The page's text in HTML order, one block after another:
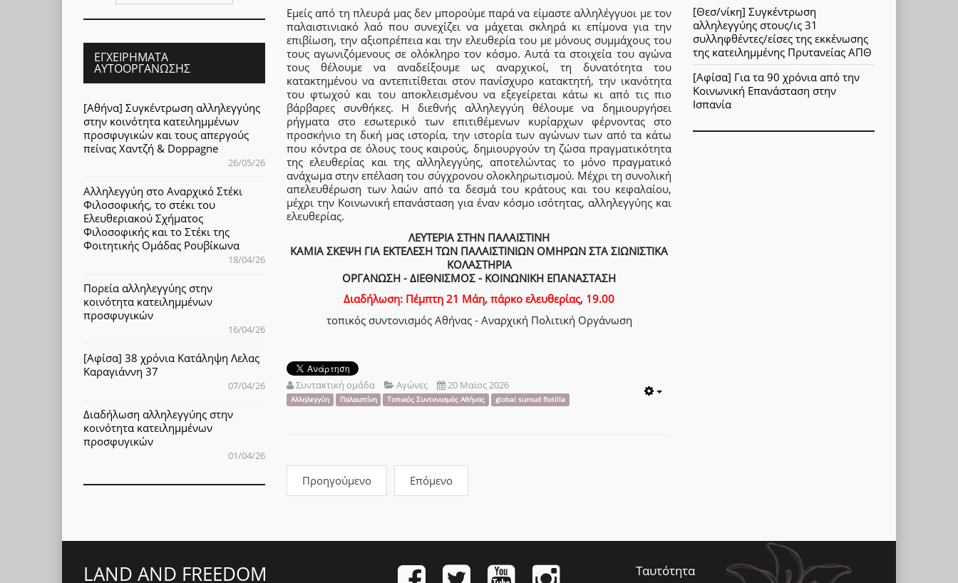
Εμείς από τη πλευρά μας δεν μπορούμε παρά να είμαστε αλληλέγγυοι με τον
παλαιστινιακό λαό που συνεχίζει να μάχεται σκληρά κι επίμονα για την
επιβίωση, την αξιοπρέπεια και την ελευθερία του με μόνους συμμάχους του
τους αγωνιζόμενους σε ολόκληρο τον κόσμο. Αυτά τα στοιχεία του αγώνα
τους θέλουμε να αναδείξουμε ως αναρχικοί, τη δυνατότητα του
κατακτημένου να αντεπιτίθεται στον πανίσχυρο κατακτητή, την ικανότητα
του φτωχού και του αποκλεισμένου να εξεγείρεται κάτω κι από τις πιο
βάρβαρες συνθήκες. Η διεθνής αλληλεγγύη θέλουμε να δημιουργήσει
ρήγματα στο εσωτερικό των επιτιθέμενων κυρίαρχων φέρνοντας στο
προσκήνιο τη δική μας ιστορία, την ιστορία των αγώνων των από τα κάτω
που κόντρα σε όλους τους καιρούς, δημιουργούν τη ζώσα πραγματικότητα
της ελευθερίας και της αλληλεγγύης, αποτελώντας το μόνο πραγματικό
ανάχωμα στην επέλαση του σύγχρονου ολοκληρωτισμού. Μέχρι τη συνολική
απελευθέρωση των λαών από τα δεσμά του κράτους και του κεφαλαίου,
μέχρι την Κοινωνική επανάσταση για έναν κόσμο ισότητας, αλληλεγγύης και
ελευθερίας.
ΛΕΥΤΕΡΙΑ ΣΤΗΝ ΠΑΛΑΙΣΤΙΝΗ
ΚΑΜΙΑ ΣΚΕΨΗ ΓΙΑ ΕΚΤΕΛΕΣΗ ΤΩΝ ΠΑΛΑΙΣΤΙΝΙΩΝ ΟΜΗΡΩΝ ΣΤΑ ΣΙΩΝΙΣΤΙΚΑ
ΚΟΛΑΣΤΗΡΙΑ
ΟΡΓΑΝΩΣΗ - ΔΙΕΘΝΙΣΜΟΣ - ΚΟΙΝΩΝΙΚΗ ΕΠΑΝΑΣΤΑΣΗ
Διαδήλωση: Πέμπτη 21 Μάη, πάρκο ελευθερίας, 19.00
τοπικός συντονισμός Αθήνας - Αναρχική Πολιτική Οργάνωση
Συντακτική ομάδα Αγώνες 20 Μαϊος 2026
Αλληλεγγύη Παλαιστίνη Τοπικός Συντονισμός Αθήνας global sumud flotilla
Προηγούμενο Επόμενο
ΕΓΧΕΙΡΉΜΑΤΑ
ΑΥΤΟΟΡΓΆΝΩΣΗΣ
[Αθήνα] Συγκέντρωση αλληλεγγύης
στην κοινότητα κατειλημμένων
προσφυγικών και τους απεργούς
πείνας Χαντζή & Doppagne
26/05/26
Αλληλεγγύη στο Αναρχικό Στέκι
Φιλοσοφικής, το στέκι του
Ελευθεριακού Σχήματος
Φιλοσοφικής και το Στέκι της
Φοιτητικής Ομάδας Ρουβίκωνα
18/04/26
Πορεία αλληλεγγύης στην
κοινότητα κατειλημμένων
προσφυγικών
16/04/26
[Αφίσα] 38 χρόνια Κατάληψη Λελας
Καραγιάννη 37
07/04/26
Διαδήλωση αλληλεγγύης στην
κοινότητα κατειλημμένων
προσφυγικών
01/04/26
[Θεσ/νίκη] Συγκέντρωση
αλληλεγγύης στους/ις 31
συλληφθέντες/είσες της εκκένωσης
της κατειλημμένης Πρυτανείας ΑΠΘ
[Αφίσα] Για τα 90 χρόνια από την
Κοινωνική Επανάσταση στην
Ισπανία
LAND AND FREEDOM Ταυτότητα